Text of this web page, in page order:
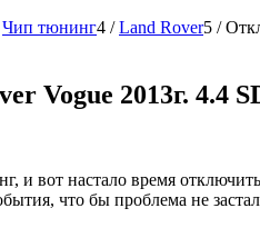
Чип тюнинг4 / Land Rover5 /
Vogue 2013г. 4.4
и вот настало время
что бы проблема не